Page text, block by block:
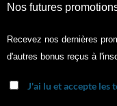
Nos futures
Recevez nos dernières
d'autres bonus reçus à
J'ai lu et accepte les